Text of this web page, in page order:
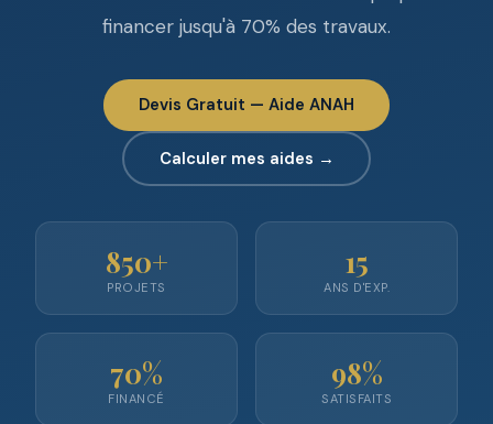
financer jusqu'à 70% des travaux.
Devis Gratuit — Aide ANAH
Calculer mes aides →
850+
PROJETS
15
ANS D'EXP.
70%
FINANCÉ
98%
SATISFAITS